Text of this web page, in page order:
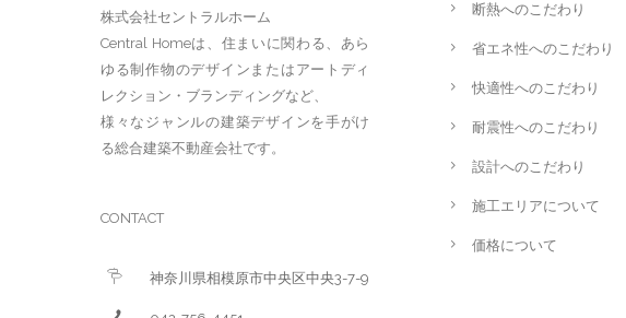
株式会社セントラルホーム
Central Homeは、住まいに関わる、あら
ゆる制作物のデザインまたはアートディ
レクション・ブランディングなど、
様々なジャンルの建築デザインを手がけ
る総合建築不動産会社です。
CONTACT
神奈川県相模原市中央区中央3-7-9
断熱へのこだわり
省エネ性へのこだわり
快適性へのこだわり
耐震性へのこだわり
設計へのこだわり
施工エリアについて
価格について